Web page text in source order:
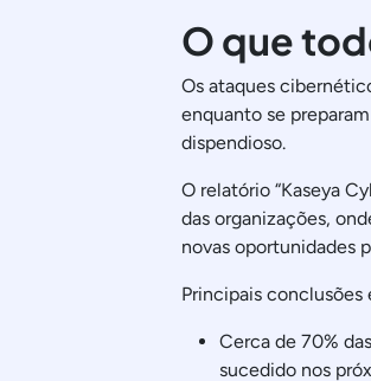
O que
Os ataques
enquanto se
dispendioso.
O relatório “Kaseya
das organizações,
novas oportunidades
Principais conclusões
Cerca de 70%
sucedido nos